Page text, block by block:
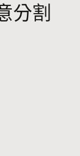
分割